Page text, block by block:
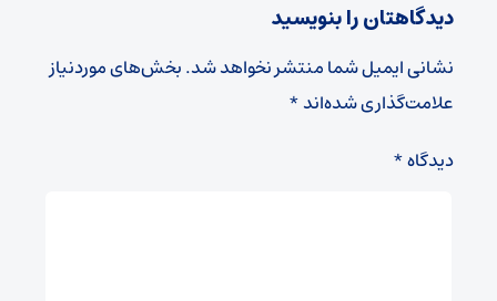
دیدگاهتان را بنویسید
نشانی ایمیل شما منتشر نخواهد شد.بخش‌های موردنیاز
علامت‌گذاری شده‌اند*
دیدگاه*